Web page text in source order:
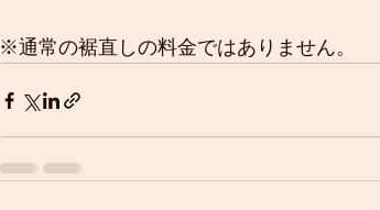
※通常の裾直しの料金ではありません。